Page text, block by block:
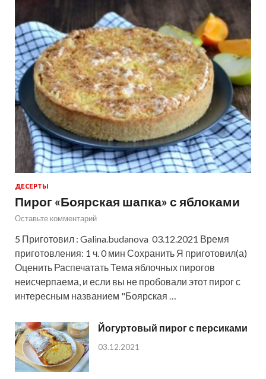
ДЕСЕРТЫ
Пирог «Боярская шапка» с яблоками
Оставьте комментарий
5 Приготовил : Galina.budanova 03.12.2021 Время
приготовления: 1 ч. 0 мин Сохранить Я приготовил(а)
Оценить Распечатать Тема яблочных пирогов
неисчерпаема, и если вы не пробовали этот пирог с
интересным названием "Боярская …
Йогуртовый пирог с персиками
03.12.2021